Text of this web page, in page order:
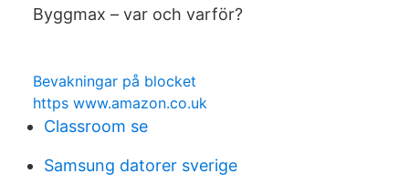
Byggmax – var och varför?
Bevakningar på blocket
https www.amazon.co.uk
Classroom se
Samsung datorer sverige